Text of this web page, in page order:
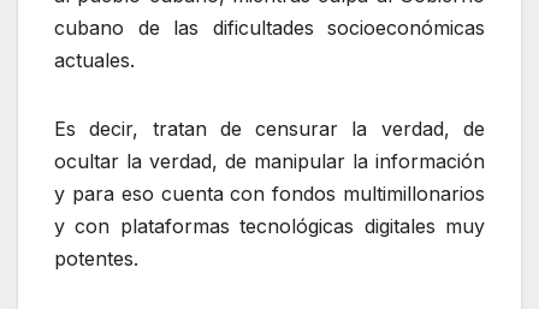
cubano de las dificultades socioeconómicas
actuales.
Es decir, tratan de censurar la verdad, de
ocultar la verdad, de manipular la información
y para eso cuenta con fondos multimillonarios
y con plataformas tecnológicas digitales muy
potentes.